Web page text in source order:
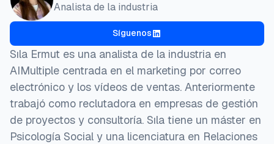
Analista de la industria
Síguenos
Sıla Ermut es una analista de la industria en
AIMultiple centrada en el marketing por correo
electrónico y los vídeos de ventas. Anteriormente
trabajó como reclutadora en empresas de gestión
de proyectos y consultoría. Sıla tiene un máster en
Psicología Social y una licenciatura en Relaciones